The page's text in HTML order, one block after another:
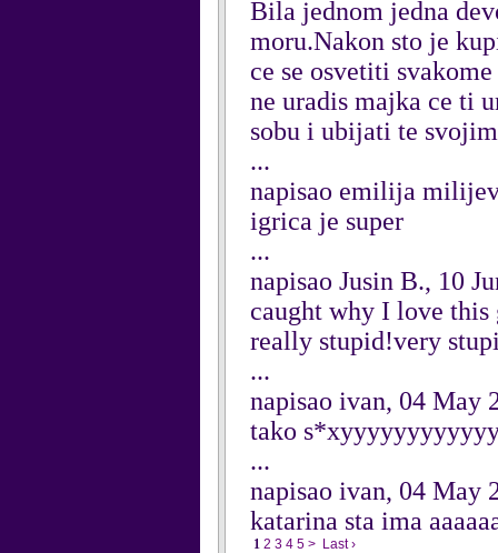
Bila jednom jedna
moru.Nakon sto je
ce se osvetiti
ne uradis majka ce ti
sobu i ubijati te
...
napisao emilija
igrica je super
...
napisao Jusin B., 10
caught why I love this
really stupid!very
...
napisao ivan, 04 May
tako
...
napisao ivan, 04 May
katarina sta ima
1 2 3 4 5 > Last ›